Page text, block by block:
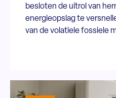
besloten de uitrol van
energieopslag te
van de volatiele fossiele